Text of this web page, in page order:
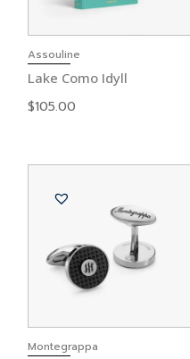
Assouline
Lake Como Idyll
$105.00
Montegrappa